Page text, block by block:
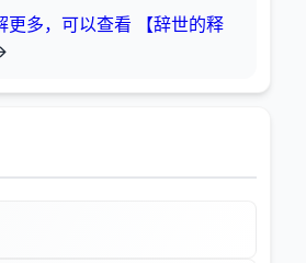
更多，可以查看 【辞世的释